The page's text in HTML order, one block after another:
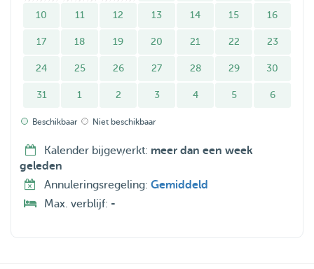
op me nemen als je bijvoorbeeld plotseling het huis uit
Ik vind het heerlijk om met je huisdier naar de natuur te
gaan voor een wandeling, en als hij/zij het leuk vindt, een
10 11 12 13 14 15 16
17 18 19 20 21 22 23
24 25 26 27 28 29 30
31 1 2 3 4 5 6
Beschikbaar Niet beschikbaar
Kalender bijgewerkt: meer dan een week
geleden
Annuleringsregeling: Gemiddeld
Max. verblijf: -